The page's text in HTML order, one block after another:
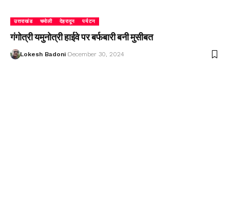
उत्तराखंड चमोली देहरादून पर्यटन
गंगोत्री यमुनोत्री हाईवे पर बर्फबारी बनी मुसीबत
Lokesh Badoni December 30, 2024